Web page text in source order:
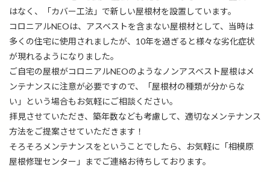
はなく、「カバー工法」で新しい屋根材を設置しています。
コロニアルNEOは、アスベストを含まない屋根材として、当時は
多くの住宅に使用されましたが、10年を過ぎると様々な劣化症状
が現れるようになりました。
ご自宅の屋根がコロニアルNEOのようなノンアスベスト屋根はメ
ンテナンスに注意が必要ですので、「屋根材の種類が分からな
い」という場合もお気軽にご相談ください。
拝見させていただき、築年数なども考慮して、適切なメンテナンス
方法をご提案させていただきます！
そろそろメンテナンスをということでしたら、お気軽に「相模原
屋根修理センター」までご連絡お待ちしております。